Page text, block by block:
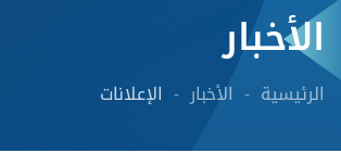
الأخبار
الرئيسية الأخبار الإعلانات